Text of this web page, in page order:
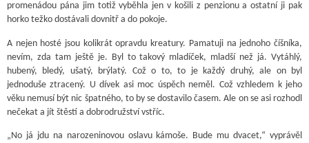
promenádou pána jim totiž vyběhla jen v košili z penzionu a ostatní ji pak
horko težko dostávali dovnitř a do pokoje.
A nejen hosté jsou kolikrát opravdu kreatury. Pamatuji na jednoho číšníka,
nevím, zda tam ještě je. Byl to takový mladíček, mladší než já. Vytáhlý,
hubený, bledý, ušatý, brýlatý. Což o to, to je každý druhý, ale on byl
jednoduše ztracený. U dívek asi moc úspěch neměl. Což vzhledem k jeho
věku nemusí být nic špatného, to by se dostavilo časem. Ale on se asi rozhodl
nečekat a jít štěstí a dobrodružství vstříc.
„No já jdu na narozeninovou oslavu kámoše. Bude mu dvacet,“ vyprávěl